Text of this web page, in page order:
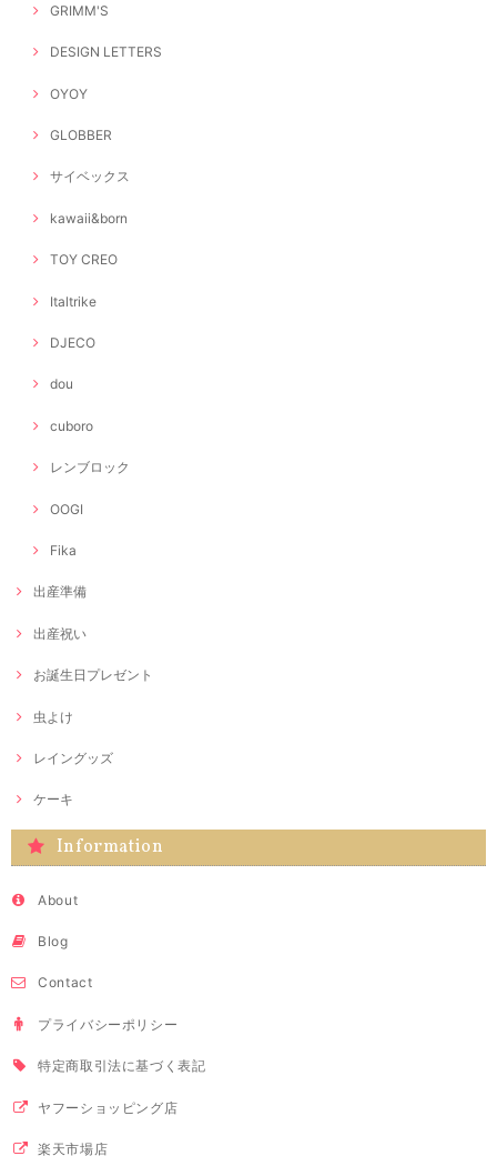
GRIMM'S
DESIGN LETTERS
OYOY
GLOBBER
サイベックス
kawaii&born
TOY CREO
Italtrike
DJECO
dou
cuboro
レンブロック
OOGI
Fika
出産準備
出産祝い
お誕生日プレゼント
虫よけ
レイングッズ
ケーキ
Information
About
Blog
Contact
プライバシーポリシー
特定商取引法に基づく表記
ヤフーショッピング店
楽天市場店